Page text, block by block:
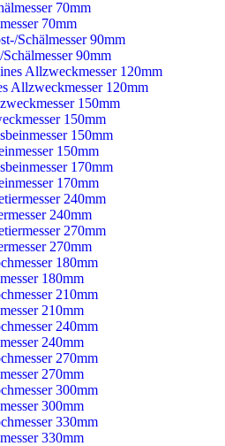
70mm
90mm
Allzweckmesser 120mm
150mm
150mm
170mm
240mm
270mm
180mm
210mm
240mm
270mm
300mm
330mm